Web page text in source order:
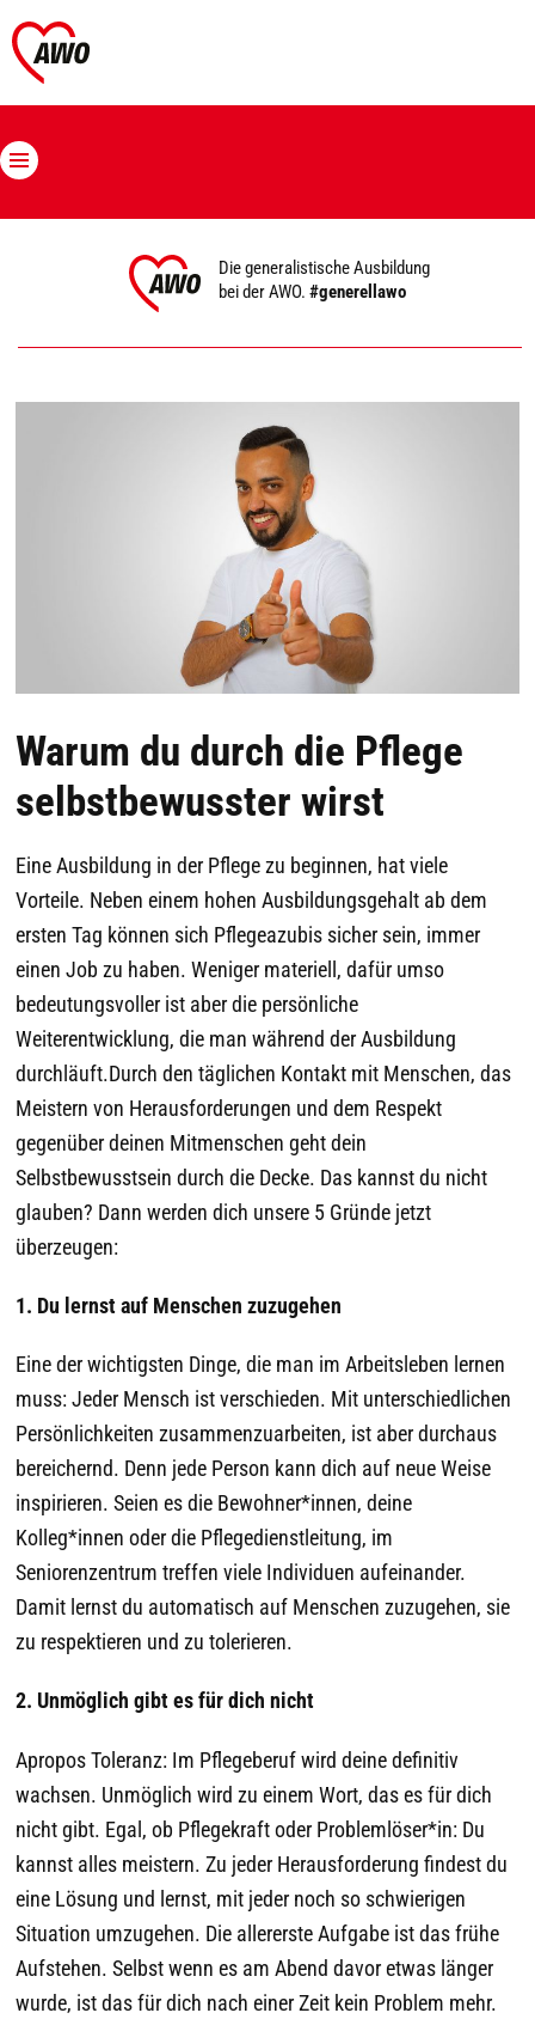
Die generalistische Ausbildung
bei der AWO.#generellawo
Warum du durch die Pflege
selbstbewusster wirst
Eine Ausbildung in der Pflege zu beginnen, hat viele
Vorteile. Neben einem hohen Ausbildungsgehalt ab dem
ersten Tag können sich Pflegeazubis sicher sein, immer
einen Job zu haben. Weniger materiell, dafür umso
bedeutungsvoller ist aber die persönliche
Weiterentwicklung, die man während der Ausbildung
durchläuft.Durch den täglichen Kontakt mit Menschen, das
Meistern von Herausforderungen und dem Respekt
gegenüber deinen Mitmenschen geht dein
Selbstbewusstsein durch die Decke. Das kannst du nicht
glauben? Dann werden dich unsere 5 Gründe jetzt
überzeugen:
1. Du lernst auf Menschen zuzugehen
Eine der wichtigsten Dinge, die man im Arbeitsleben lernen
muss: Jeder Mensch ist verschieden. Mit unterschiedlichen
Persönlichkeiten zusammenzuarbeiten, ist aber durchaus
bereichernd. Denn jede Person kann dich auf neue Weise
inspirieren. Seien es die Bewohner*innen, deine
Kolleg*innen oder die Pflegedienstleitung, im
Seniorenzentrum treffen viele Individuen aufeinander.
Damit lernst du automatisch auf Menschen zuzugehen, sie
zu respektieren und zu tolerieren.
2. Unmöglich gibt es für dich nicht
Apropos Toleranz: Im Pflegeberuf wird deine definitiv
wachsen. Unmöglich wird zu einem Wort, das es für dich
nicht gibt. Egal, ob Pflegekraft oder Problemlöser*in: Du
kannst alles meistern. Zu jeder Herausforderung findest du
eine Lösung und lernst, mit jeder noch so schwierigen
Situation umzugehen. Die allererste Aufgabe ist das frühe
Aufstehen. Selbst wenn es am Abend davor etwas länger
wurde, ist das für dich nach einer Zeit kein Problem mehr.